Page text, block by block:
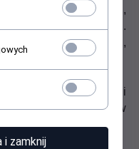
praktycznej funkcji,
salonu lub sypialni.
w klasycznych,
z mieszanki bawełny i
Można prać je w
i zamknij